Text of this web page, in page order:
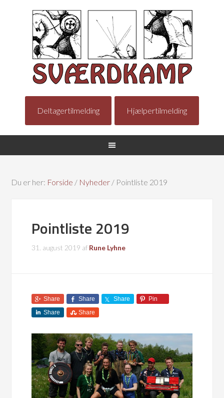
Deltagertilmelding Hjælpertilmelding
Du er her: Forside / Nyheder / Pointliste 2019
Pointliste 2019
31. august 2019 af Rune Lyhne
Share Share Share
Pin
Share
Share